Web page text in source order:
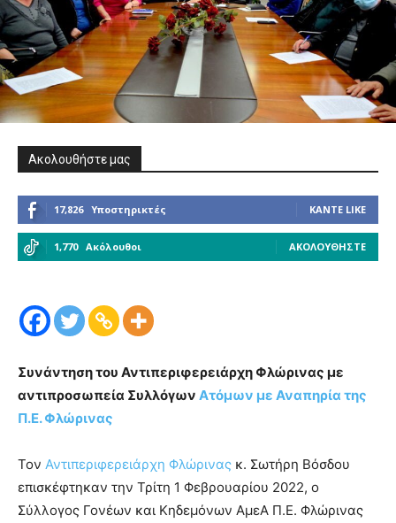
Ακολουθήστε μας
17,826 Υποστηρικτές ΚΆΝΤΕ LIKE
1,770 Ακόλουθοι ΑΚΟΛΟΥΘΉΣΤΕ
Συνάντηση του Αντιπεριφερειάρχη Φλώρινας με
αντιπροσωπεία Συλλόγων Ατόμων με Αναπηρία της
Π.Ε. Φλώρινας
Τον Αντιπεριφερειάρχη Φλώρινας κ. Σωτήρη Βόσδου
επισκέφτηκαν την Τρίτη 1 Φεβρουαρίου 2022, ο
Σύλλογος Γονέων και Κηδεμόνων ΑμεΑ Π.Ε. Φλώρινας